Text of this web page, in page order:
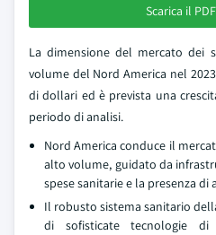
Scarica il
La dimensione del mercato dei
volume del Nord America nel
di dollari ed è prevista una
periodo di analisi.
Nord America conduce il
alto volume, guidato da
spese sanitarie e la presenza
Il robusto sistema sanitario
di sofisticate tecnologie di